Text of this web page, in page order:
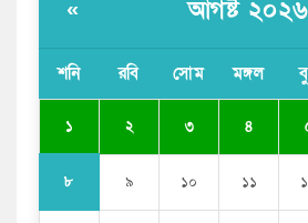
যে ডকুমেন্টারিতে আবু সাঈদের ছবি নেই,
« আগষ্ট ২০২৬
শনি রবি সোম মঙ্গল
১ ২ ৩ ৪
৮ ৯ ১০ ১১